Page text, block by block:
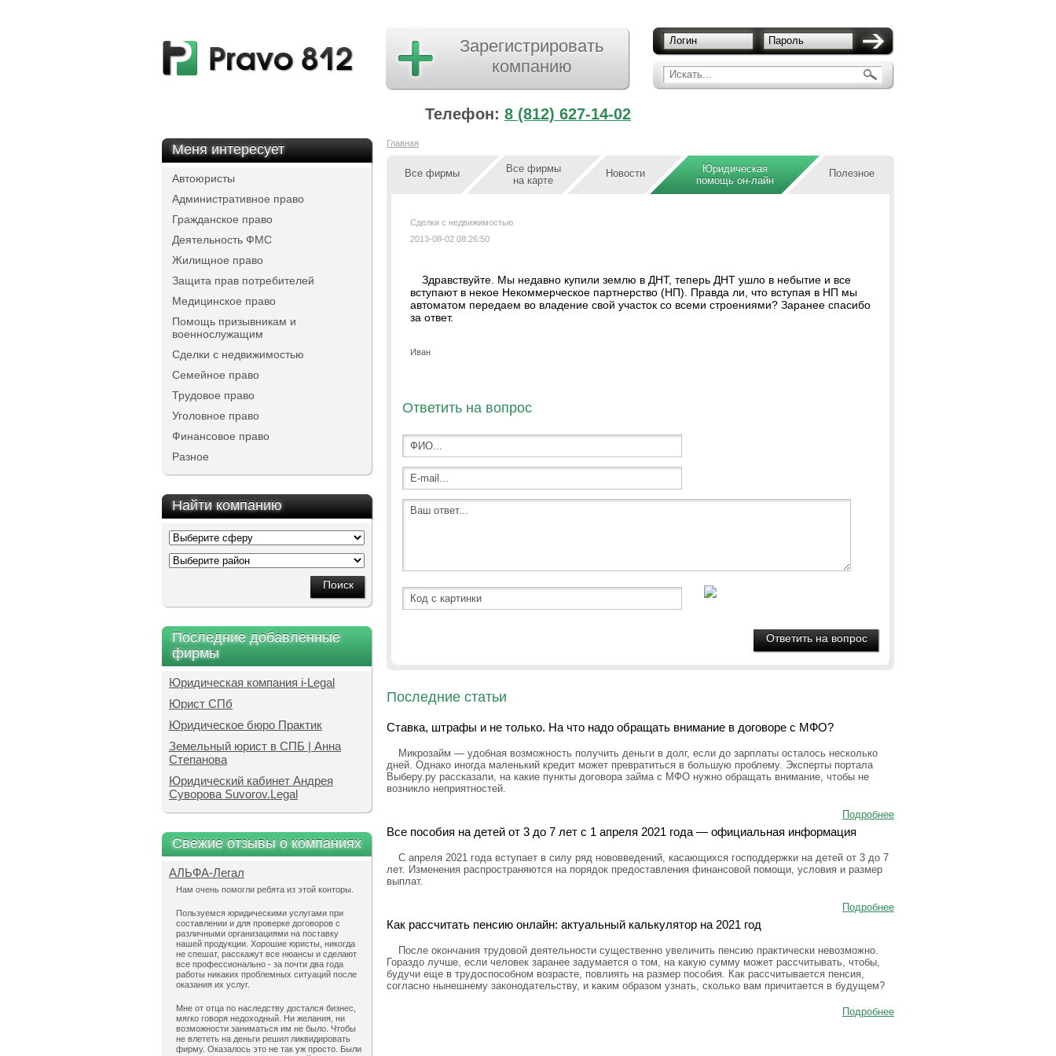
Искать...
Логин Пароль
Зарегистрировать
компанию
Телефон: 8 (812) 627-14-02
Меня интересует
Автоюристы
Административное право
Гражданское право
Деятельность ФМС
Жилищное право
Защита прав потребителей
Медицинское право
Помощь призывникам и
военнослужащим
Сделки с недвижимостью
Семейное право
Трудовое право
Уголовное право
Финансовое право
Разное
Найти компанию
Последние добавленные
фирмы
Юридическая компания i-Legal
Юрист СПб
Юридическое бюро Практик
Земельный юрист в СПБ | Анна
Степанова
Юридический кабинет Андрея
Суворова Suvorov.Legal
Свежие отзывы о компаниях
АЛЬФА-Легал
Нам очень помогли ребята из этой конторы.
Пользуемся юридическими услугами при
составлении и для проверке договоров с
различными организациями на поставку
нашей продукции. Хорошие юристы, никогда
не спешат, расскажут все нюансы и сделают
все профессионально - за почти два года
работы никаких проблемных ситуаций после
оказания их услуг.
Мне от отца по наследству достался бизнес,
мягко говоря недоходный. Ни желания, ни
возможности заниматься им не было. Чтобы
не влететь на деньги решил ликвидировать
фирму. Оказалось это не так уж просто. Были
Главная
Все фирмы
Все фирмы
на карте
Новости
Юридическая
помощь он-лайн
Полезное
Сделки с недвижимостью
2013-08-02 08:26:50
Здравствуйте. Мы недавно купили землю в ДНТ, теперь ДНТ ушло в небытие и все
вступают в некое Некоммерческое партнерство (НП). Правда ли, что вступая в НП мы
автоматом передаем во владение свой участок со всеми строениями? Заранее спасибо
за ответ.
Иван
Ответить на вопрос
Последние статьи
Ставка, штрафы и не только. На что надо обращать внимание в договоре с МФО?
Микрозайм — удобная возможность получить деньги в долг, если до зарплаты осталось несколько
дней. Однако иногда маленький кредит может превратиться в большую проблему. Эксперты портала
Выберу.ру рассказали, на какие пункты договора займа с МФО нужно обращать внимание, чтобы не
возникло неприятностей.
Подробнее
Все пособия на детей от 3 до 7 лет с 1 апреля 2021 года — официальная информация
С апреля 2021 года вступает в силу ряд нововведений, касающихся господдержки на детей от 3 до 7
лет. Изменения распространяются на порядок предоставления финансовой помощи, условия и размер
выплат.
Подробнее
Как рассчитать пенсию онлайн: актуальный калькулятор на 2021 год
После окончания трудовой деятельности существенно увеличить пенсию практически невозможно.
Гораздо лучше, если человек заранее задумается о том, на какую сумму может рассчитывать, чтобы,
будучи еще в трудоспособном возрасте, повлиять на размер пособия. Как рассчитывается пенсия,
согласно нынешнему законодательству, и каким образом узнать, сколько вам причитается в будущем?
Подробнее